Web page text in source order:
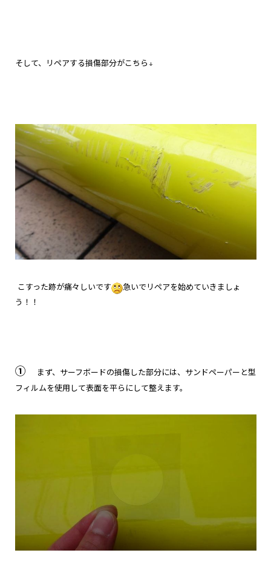
そして、リペアする損傷部分がこちら↓
こすった跡が痛々しいです
急いでリペアを始めていきましょ
う！！
①
まず、サーフボードの損傷した部分には、サンドペーパーと型
フィルムを使用して表面を平らにして整えます。